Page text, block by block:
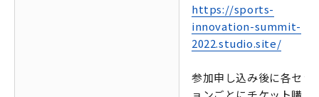
https://sports-
innovation-summit-
2022.studio.site/
参加申し込み後に各セッ